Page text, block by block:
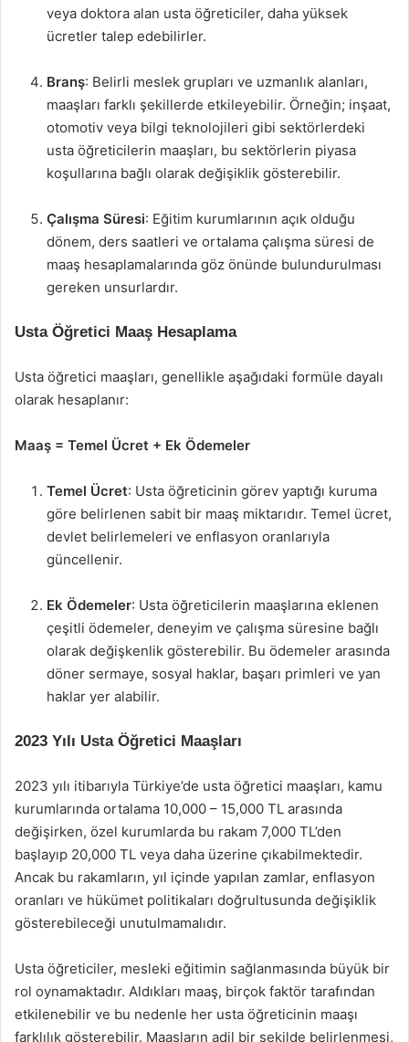
veya doktora alan usta öğreticiler, daha yüksek
ücretler talep edebilirler.
Branş: Belirli meslek grupları ve uzmanlık alanları,
maaşları farklı şekillerde etkileyebilir. Örneğin; inşaat,
otomotiv veya bilgi teknolojileri gibi sektörlerdeki
usta öğreticilerin maaşları, bu sektörlerin piyasa
koşullarına bağlı olarak değişiklik gösterebilir.
Çalışma Süresi: Eğitim kurumlarının açık olduğu
dönem, ders saatleri ve ortalama çalışma süresi de
maaş hesaplamalarında göz önünde bulundurulması
gereken unsurlardır.
Usta Öğretici Maaş Hesaplama
Usta öğretici maaşları, genellikle aşağıdaki formüle dayalı
olarak hesaplanır:
Maaş = Temel Ücret + Ek Ödemeler
Temel Ücret: Usta öğreticinin görev yaptığı kuruma
göre belirlenen sabit bir maaş miktarıdır. Temel ücret,
devlet belirlemeleri ve enflasyon oranlarıyla
güncellenir.
Ek Ödemeler: Usta öğreticilerin maaşlarına eklenen
çeşitli ödemeler, deneyim ve çalışma süresine bağlı
olarak değişkenlik gösterebilir. Bu ödemeler arasında
döner sermaye, sosyal haklar, başarı primleri ve yan
haklar yer alabilir.
2023 Yılı Usta Öğretici Maaşları
2023 yılı itibarıyla Türkiye’de usta öğretici maaşları, kamu
kurumlarında ortalama 10,000 – 15,000 TL arasında
değişirken, özel kurumlarda bu rakam 7,000 TL’den
başlayıp 20,000 TL veya daha üzerine çıkabilmektedir.
Ancak bu rakamların, yıl içinde yapılan zamlar, enflasyon
oranları ve hükümet politikaları doğrultusunda değişiklik
gösterebileceği unutulmamalıdır.
Usta öğreticiler, mesleki eğitimin sağlanmasında büyük bir
rol oynamaktadır. Aldıkları maaş, birçok faktör tarafından
etkilenebilir ve bu nedenle her usta öğreticinin maaşı
farklılık gösterebilir. Maaşların adil bir şekilde belirlenmesi,